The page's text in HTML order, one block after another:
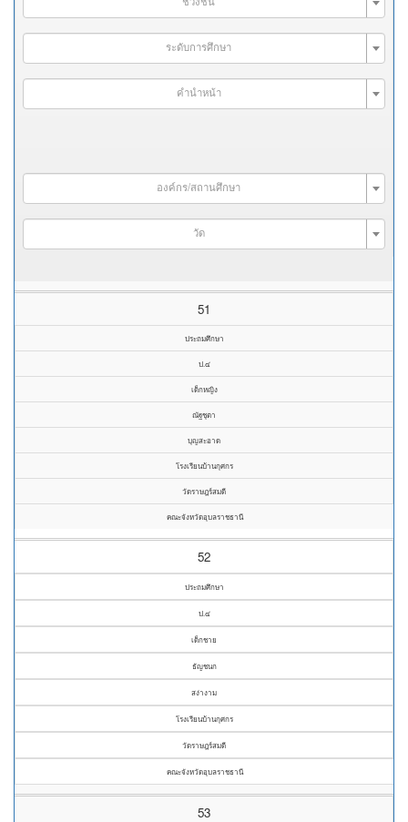
ระดับการศึกษา
คำนำหน้า
องค์กร/สถานศึกษา
วัด
51
ประถมศึกษา
ป.๔
เด็กหญิง
ณัฐชุตา
บุญสะอาด
โรงเรียนบ้านกุศกร
วัดราษฎร์สมดี
คณะจังหวัดอุบลราชธานี
52
ประถมศึกษา
ป.๔
เด็กชาย
ธัญชนก
สง่างาม
โรงเรียนบ้านกุศกร
วัดราษฎร์สมดี
คณะจังหวัดอุบลราชธานี
53